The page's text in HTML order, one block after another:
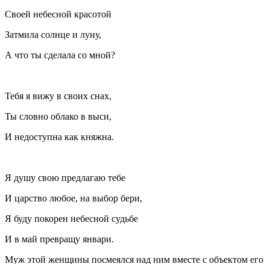
Своей небесной красотой
Затмила солнце и луну,
А что ты сделала со мной?
Тебя я вижу в своих снах,
Ты словно облако в выси,
И недоступна как княжна.
Я душу свою предлагаю тебе
И царство любое, на выбор бери,
Я буду покорен небесной судьбе
И в май превращу январи.
Муж этой женщины посмеялся над ним вместе с объектом его